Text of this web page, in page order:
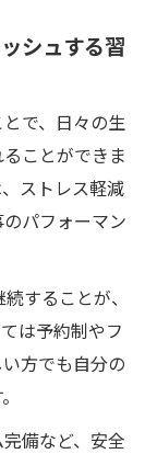
シュする習
で、日々の生
ことができま
ストレス軽減
パフォーマン
することが、
は予約制やフ
方でも自分の
備など、安全